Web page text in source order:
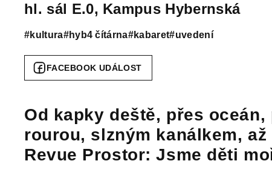
hl. sál E.0, Kampus Hybernská
#kultura#hyb4 čítárna#kabaret#uvedení
FACEBOOK UDÁLOST
Od kapky deště, přes
rourou, slzným kanálkem,
Revue Prostor: Jsme děti